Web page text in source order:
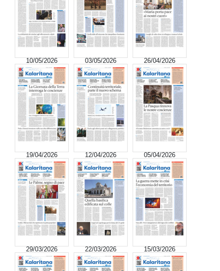
10/05/2026 03/05/2026 26/04/2026
19/04/2026 12/04/2026 05/04/2026
29/03/2026 22/03/2026 15/03/2026